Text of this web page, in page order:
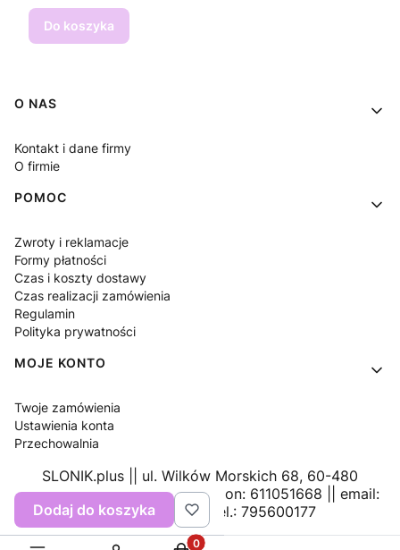
Do koszyka
Linki w stopce
O NAS
Kontakt i dane firmy
O firmie
POMOC
Zwroty i reklamacje
Formy płatności
Czas i koszty dostawy
Czas realizacji zamówienia
Regulamin
Polityka prywatności
MOJE KONTO
Twoje zamówienia
Ustawienia konta
Przechowalnia
SLONIK.plus || ul. Wilków Morskich 68, 60-480
Poznań, NIP: 7741715635, Regon: 611051668 || email:
sklep@slonik.plus
, tel.: 795600177
Dodaj do koszyka